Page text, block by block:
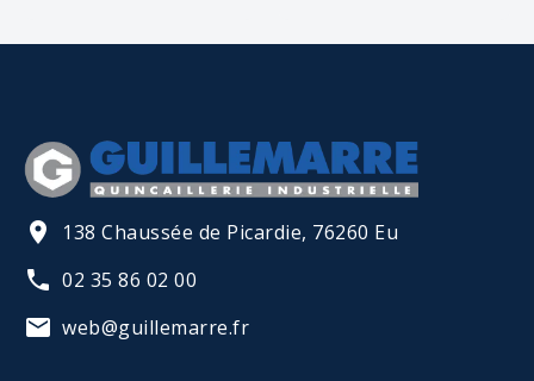
138 Chaussée de Picardie, 76260 Eu
02 35 86 02 00
web@guillemarre.fr